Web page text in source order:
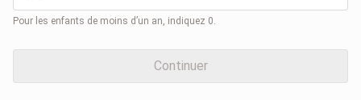
Pour les enfants de moins d’un an, indiquez 0.
Continuer